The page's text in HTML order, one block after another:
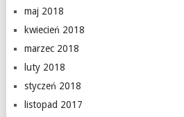
maj 2018
kwiecień 2018
marzec 2018
luty 2018
styczeń 2018
listopad 2017